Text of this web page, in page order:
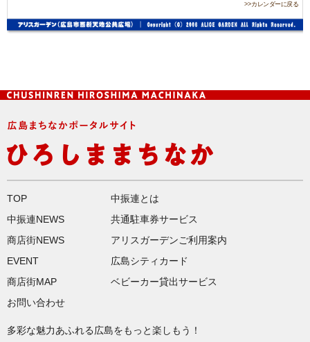
>>カレンダーに戻る
TOP
中振連NEWS
商店街NEWS
EVENT
商店街MAP
お問い合わせ
中振連とは
共通駐車券サービス
アリスガーデンご利用案内
広島シティカード
ベビーカー貸出サービス
多彩な魅力あふれる広島をもっと楽しもう！